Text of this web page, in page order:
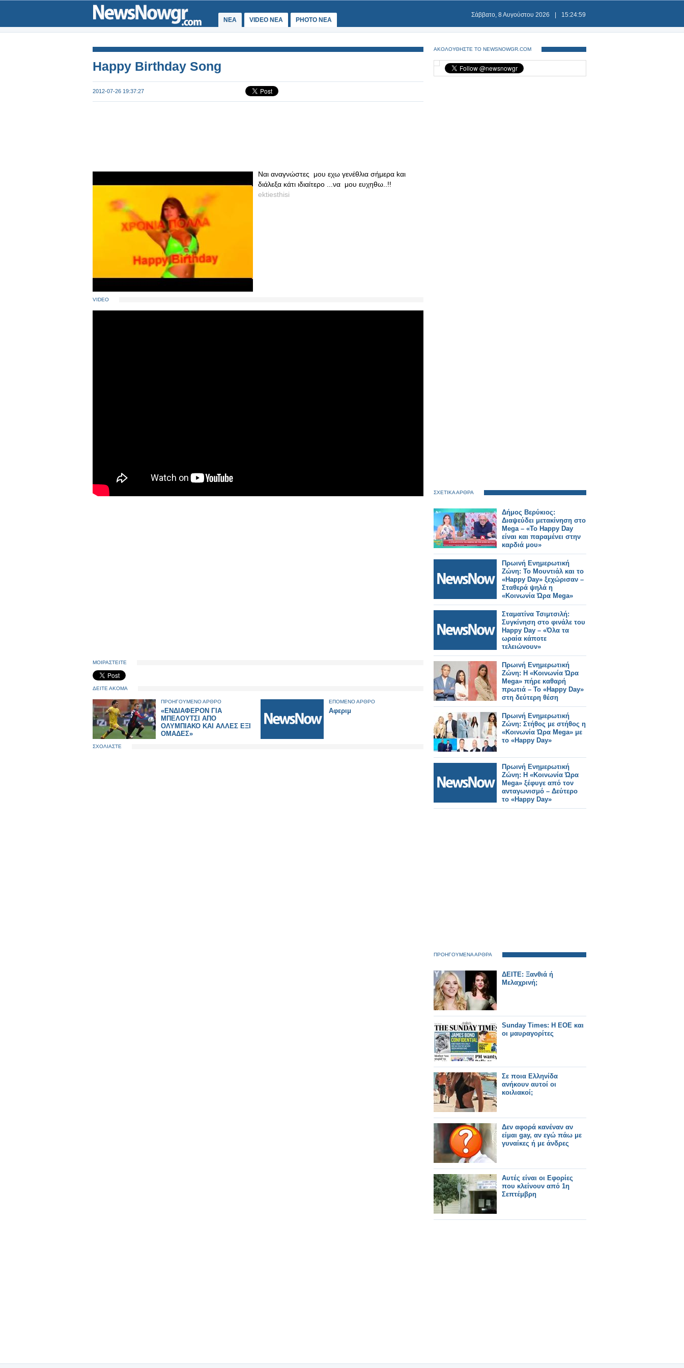
ΝΕΑ VIDEO NEA PHOTO NEA
Σάββατο, 8 Αυγούστου 2026 15:24:59
Happy Birthday Song
2012-07-26 19:37:27
Nαι αναγνώστες μου εχω γενέθλια σήμερα kαι
διάλεξα κάτι ιδιαίτερο ...να μου ευχηθω..!!
ektiesthisi
VIDEO
ΜΟΙΡΑΣΤΕΙΤΕ
ΔΕΙΤΕ ΑΚΟΜΑ
ΠΡΟΗΓΟΥΜΕΝΟ ΑΡΘΡΟ
«ΕΝΔΙΑΦΕΡΟΝ ΓΙΑ
ΜΠΕΛΟΥΤΣΙ ΑΠΟ
ΟΛΥΜΠΙΑΚΟ ΚΑΙ ΑΛΛΕΣ ΕΞΙ
ΟΜΑΔΕΣ»
ΕΠΟΜΕΝΟ ΑΡΘΡΟ
Αφεριμ
ΣΧΟΛΙΑΣΤΕ
ΑΚΟΛΟΥΘΗΣΤΕ ΤΟ NEWSNOWGR.COM
ΣΧΕΤΙΚΑ ΑΡΘΡΑ
Δήμος Βερύκιος:
Διαψεύδει μετακίνηση στο
Mega – «Το Happy Day
είναι και παραμένει στην
καρδιά μου»
Πρωινή Ενημερωτική
Ζώνη: Το Μουντιάλ και το
«Happy Day» ξεχώρισαν –
Σταθερά ψηλά η
«Κοινωνία Ώρα Mega»
Σταματίνα Τσιμτσιλή:
Συγκίνηση στο φινάλε του
Happy Day – «Όλα τα
ωραία κάποτε
τελειώνουν»
Πρωινή Ενημερωτική
Ζώνη: Η «Κοινωνία Ώρα
Mega» πήρε καθαρή
πρωτιά – Το «Happy Day»
στη δεύτερη θέση
Πρωινή Ενημερωτική
Ζώνη: Στήθος με στήθος η
«Κοινωνία Ώρα Mega» με
το «Happy Day»
Πρωινή Ενημερωτική
Ζώνη: Η «Κοινωνία Ώρα
Mega» ξέφυγε από τον
ανταγωνισμό – Δεύτερο
το «Happy Day»
ΠΡΟΗΓΟΥΜΕΝΑ ΑΡΘΡΑ
ΔΕΙΤΕ: Ξανθιά ή
Μελαχρινή;
Sunday Times: Η ΕΟΕ και
οι μαυραγορίτες
Σε ποια Ελληνίδα
ανήκουν αυτοί οι
κοιλιακοί;
Δεν αφορά κανέναν αν
είμαι gay, αν εγώ πάω με
γυναίκες ή με άνδρες
Αυτές είναι οι Εφορίες
που κλείνουν από 1η
Σεπτέμβρη